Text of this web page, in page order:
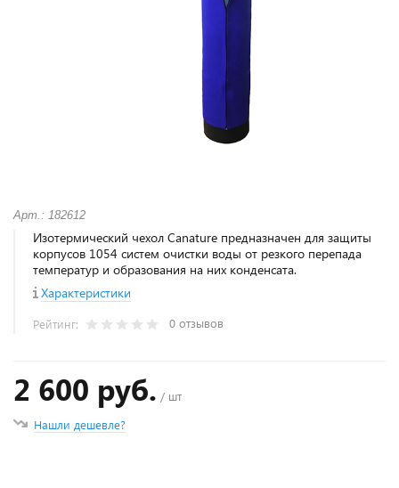
Арт.: 182612
Изотермический чехол Canature предназначен для защиты
корпусов 1054 систем очистки воды от резкого перепада
температур и образования на них конденсата.
Характеристики
Рейтинг: 0 отзывов
2 600 руб. / шт
Нашли дешевле?